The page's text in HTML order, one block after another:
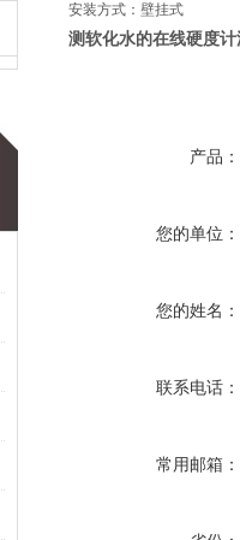
安装方式：壁挂式
测软化水的在线硬度
产品：
您的单位：
您的姓名：
联系电话：
常用邮箱：